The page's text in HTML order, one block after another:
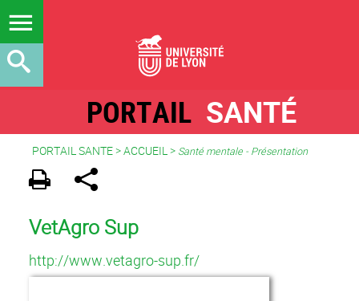
PORTAIL SANTÉ
PORTAIL SANTE>ACCUEIL> Santé mentale - Présentation
VetAgro Sup
http://www.vetagro-sup.fr/